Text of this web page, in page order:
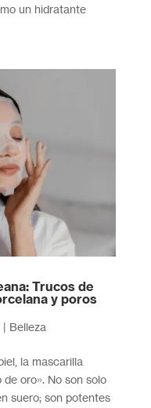
un hidratante
Trucos de
y poros
| Belleza
la mascarilla
oro». No son solo
suero; son potentes